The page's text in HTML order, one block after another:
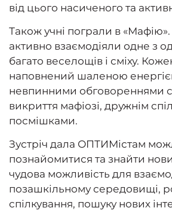
від цього насиченого та
Також учні пограли в
активно взаємодіяли одне з
багато веселощів і сміху.
наповнений шаленою
невпинними обговореннями
викриття мафіозі, дружнім
посмішками.
Зустріч дала ОПТИМістам
познайомитися та знайти
чудова можливість для
позашкільному середовищі,
спілкування, пошуку нових